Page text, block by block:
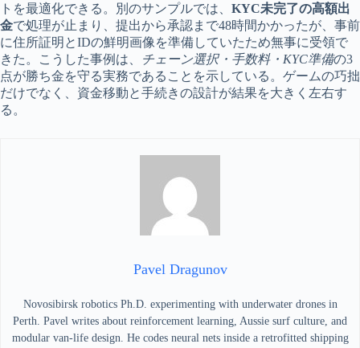
トを最適化できる。別のサンプルでは、 KYC未完了の高額出
金で処理が止まり、提出から承認まで48時間かかったが、事前
に住所証明とIDの鮮明画像を準備していたため無事に受領で
きた。こうした事例は、
チェーン選択・手数料・KYC準備の3
点が勝ち金を守る実務であることを示している。ゲームの巧拙
だけでなく、資金移動と手続きの設計が結果を大きく左右す
る。
Pavel Dragunov
Novosibirsk robotics Ph.D. experimenting with underwater drones in
Perth. Pavel writes about reinforcement learning, Aussie surf culture, and
modular van-life design. He codes neural nets inside a retrofitted shipping